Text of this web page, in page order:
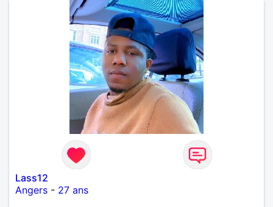
Lass12
Angers - 27 ans